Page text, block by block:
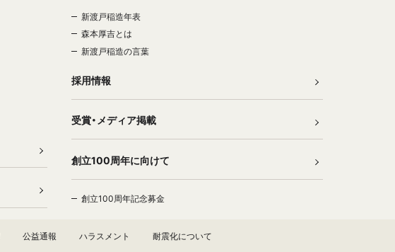
新渡戸稲造年表
森本厚吉とは
新渡戸稲造の言葉
採用情報
受賞・メディア掲載
創立100周年に向けて
創立100周年記念募金
公益通報 ハラスメント 耐震化について